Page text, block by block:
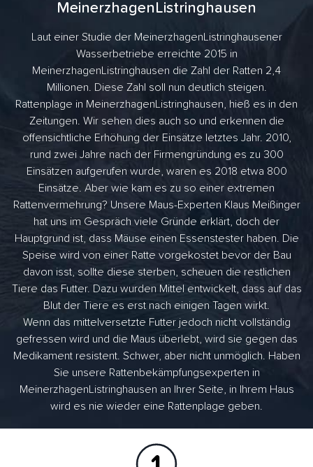
MeinerzhagenListringhausen
Laut einer Studie der MeinerzhagenListringhausener
Wasserbetriebe erreichte 2015 in
MeinerzhagenListringhausen die Zahl der Ratten 2,4
Millionen. Diese Zahl soll nun deutlich steigen.
Rattenplage in MeinerzhagenListringhausen, hieß es in den
Zeitungen. Wir sehen dies auch so und erkennen die
offensichtliche Erhöhung der Einsätze letztes Jahr. 2010,
rund zwei Jahre nach der Firmengründung es zu 300
Einsätzen aufgerufen wurde, waren es 2018 etwa 800
Einsätze. Aber wie kam es zu so einer extremen
Rattenvermehrung? Unsere Maus-Experten Klaus Meißinger
hat uns im Gespräch viele Gründe erklärt, doch der
Hauptgrund ist, dass Mäuse einen Essenstester haben. Die
Speise wird von einer Ratte vorgekostet bevor der Bau
davon isst, sollte diese sterben, scheuen die restlichen
Tiere das Futter. Dazu wurden Mittel entwickelt, dass auf das
Blut der Tiere es erst nach einigen Tagen wirkt.
Wenn das mittelversetzte Futter jedoch nicht vollständig
gefressen wird und die Maus überlebt, wird sie gegen das
Medikament resistent. Schwer, aber nicht unmöglich. Haben
Sie unsere Rattenbekämpfungsexperten in
MeinerzhagenListringhausen an Ihrer Seite, in Ihrem Haus
wird es nie wieder eine Rattenplage geben.